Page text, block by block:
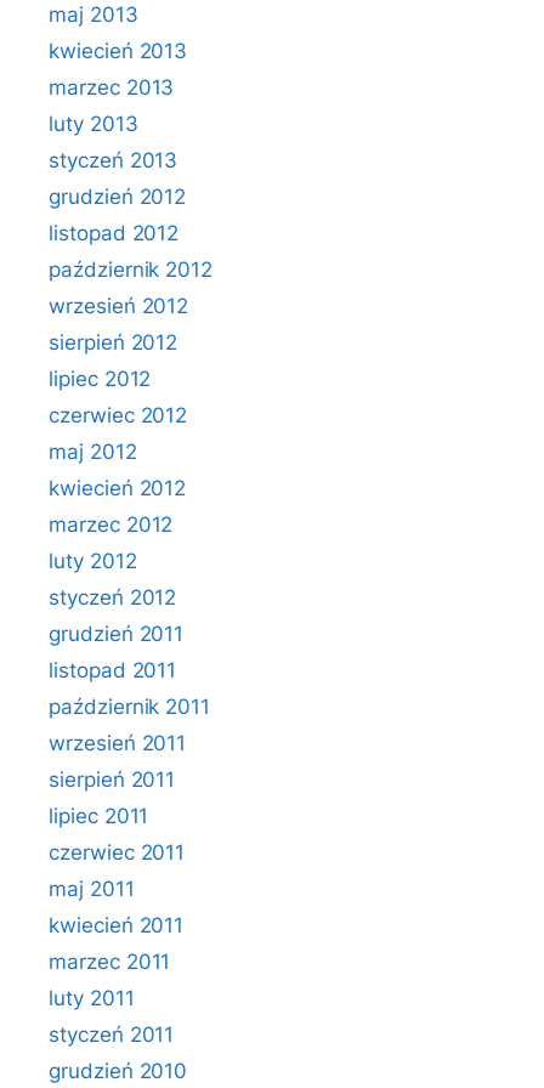
maj 2013
kwiecień 2013
marzec 2013
luty 2013
styczeń 2013
grudzień 2012
listopad 2012
październik 2012
wrzesień 2012
sierpień 2012
lipiec 2012
czerwiec 2012
maj 2012
kwiecień 2012
marzec 2012
luty 2012
styczeń 2012
grudzień 2011
listopad 2011
październik 2011
wrzesień 2011
sierpień 2011
lipiec 2011
czerwiec 2011
maj 2011
kwiecień 2011
marzec 2011
luty 2011
styczeń 2011
grudzień 2010